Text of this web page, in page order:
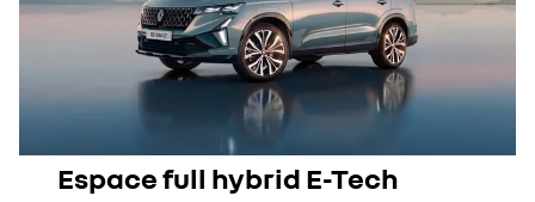
Espace full hybrid E-Tech